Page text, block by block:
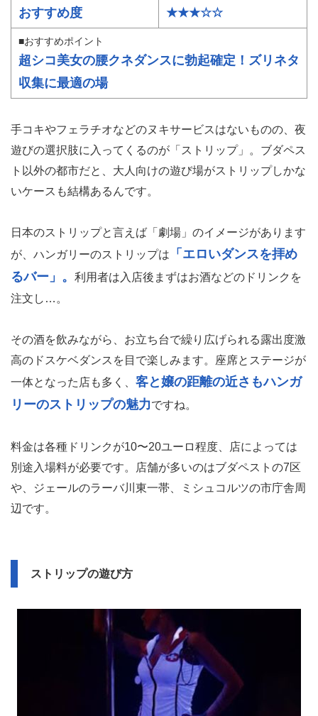
おすすめ度 ★★★☆☆
■おすすめポイント
超シコ美女の腰クネダンスに勃起確定！ズリネタ
収集に最適の場
手コキやフェラチオなどのヌキサービスはないものの、夜
遊びの選択肢に入ってくるのが「ストリップ」。ブダペス
ト以外の都市だと、大人向けの遊び場がストリップしかな
いケースも結構あるんです。
日本のストリップと言えば「劇場」のイメージがあります
が、ハンガリーのストリップは
「エロいダンスを拝め
るバー」。 利用者は入店後まずはお酒などのドリンクを
注文し…。
その酒を飲みながら、お立ち台で繰り広げられる露出度激
高のドスケベダンスを目で楽しみます。座席とステージが
一体となった店も多く、 客と嬢の距離の近さもハンガ
リーのストリップの魅力ですね。
料金は各種ドリンクが10〜20ユーロ程度、店によっては
別途入場料が必要です。店舗が多いのはブダペストの7区
や、ジェールのラーバ川東一帯、ミシュコルツの市庁舎周
辺です。
ストリップの遊び方